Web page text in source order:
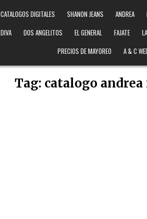
CATALOGOS DIGITALES SHANON JEANS ANDREA
DIVA DOS ANGELITOS EL GENERAL FAJATE
PRECIOS DE MAYOREO
A & C
Tag: catalogo andrea